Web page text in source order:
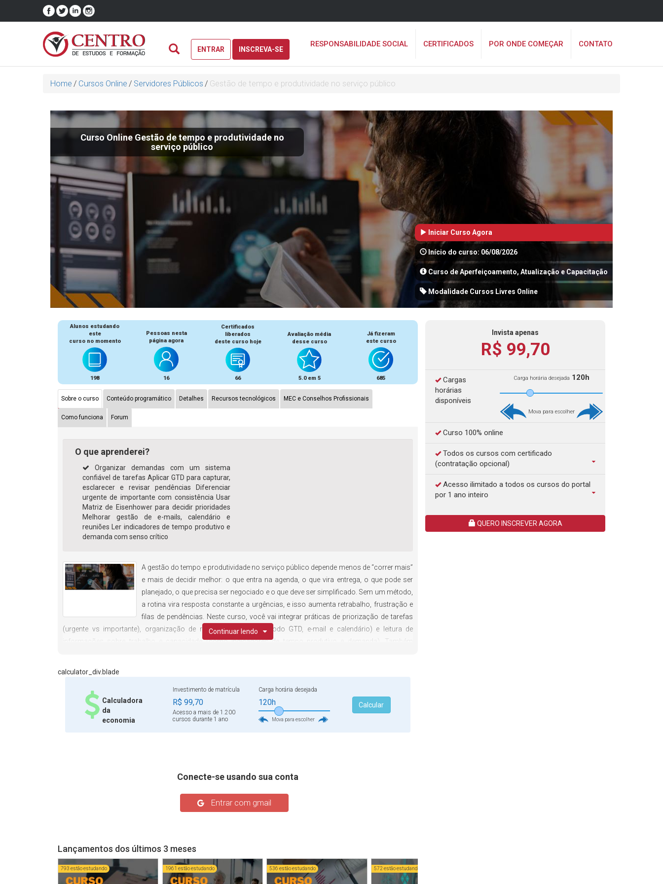
ENTRAR INSCREVA-SE
RESPONSABILIDADE SOCIAL CERTIFICADOS POR ONDE COMEÇAR CONTATO
Home / Cursos Online / Servidores Públicos / Gestão de tempo e produtividade no serviço público
Curso Online Gestão de tempo e produtividade no
serviço público
Iniciar Curso Agora
Início do curso: 06/08/2026
Curso de Aperfeiçoamento, Atualização e Capacitação
Modalidade Cursos Livres Online
Alunos estudando
este
curso no momento
198
Pessoas nesta
página agora
16
Certificados
liberados
deste curso hoje
66
Avaliação média
desse curso
5.0 em 5
Já fizeram
este curso
685
Sobre o curso Conteúdo programático Detalhes Recursos tecnológicos MEC e Conselhos Profissionais
Como funciona Forum
O que aprenderei?
Organizar demandas com um sistema
confiável de tarefas Aplicar GTD para capturar,
esclarecer e revisar pendências Diferenciar
urgente de importante com consistência Usar
Matriz de Eisenhower para decidir prioridades
Melhorar gestão de e-mails, calendário e
reuniões Ler indicadores de tempo produtivo e
demanda com senso crítico
A gestão do tempo e produtividade no serviço público depende menos de “correr mais”
e mais de decidir melhor: o que entra na agenda, o que vira entrega, o que pode ser
planejado, o que precisa ser negociado e o que deve ser simplificado. Sem um método,
a rotina vira resposta constante a urgências, e isso aumenta retrabalho, frustração e
filas de pendências. Neste curso, você vai integrar práticas de priorização de tarefas
(urgente vs importante), organização de rotinas (incluindo método GTD, e-mail e calendário) e leitura de
informações sobre trabalho e capacidade (como indicadores de tempo produtivo e demanda). Também
Continuar lendo
calculator_div.blade
Calculadora
da
economia
Investimento de matrícula
R$ 99,70
Acesso a mais de 1.200
cursos durante 1 ano
Carga horária desejada
120h
Mova para escolher
Calcular
Conecte-se usando sua conta
Entrar com gmail
Lançamentos dos últimos 3 meses
793 estão estudando 1961 estão estudando 536 estão estudando 572 estão estudando
Invista apenas
R$ 99,70
Cargas
horárias
disponíveis
Carga horária desejada 120h
Mova para escolher
Curso 100% online
Todos os cursos com certificado
(contratação opcional)
Acesso ilimitado a todos os cursos do portal
por 1 ano inteiro
QUERO INSCREVER AGORA